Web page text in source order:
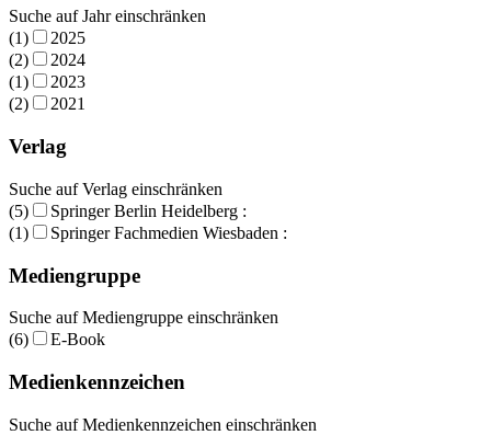
Suche auf Jahr einschränken
(1)
2025
(2)
2024
(1)
2023
(2)
2021
Verlag
Suche auf Verlag einschränken
(5)
Springer Berlin Heidelberg :
(1)
Springer Fachmedien Wiesbaden :
Mediengruppe
Suche auf Mediengruppe einschränken
(6)
E-Book
Medienkennzeichen
Suche auf Medienkennzeichen einschränken